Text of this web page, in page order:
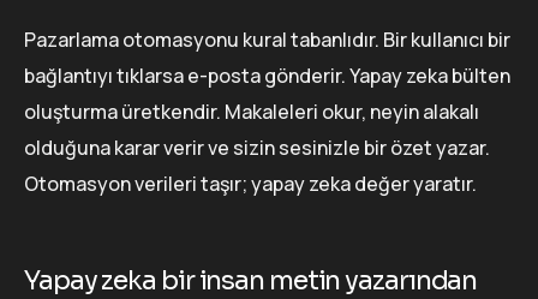
Pazarlama otomasyonu kural tabanlıdır. Bir kullanıcı bir
bağlantıyı tıklarsa e-posta gönderir. Yapay zeka bülten
oluşturma üretkendir. Makaleleri okur, neyin alakalı
olduğuna karar verir ve sizin sesinizle bir özet yazar.
Otomasyon verileri taşır; yapay zeka değer yaratır.
Yapay zeka bir insan metin yazarından